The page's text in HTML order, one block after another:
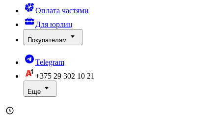
Оплата частями
Для юрлиц
Покупателям
Telegram
+375 29 302 10 21
Еще